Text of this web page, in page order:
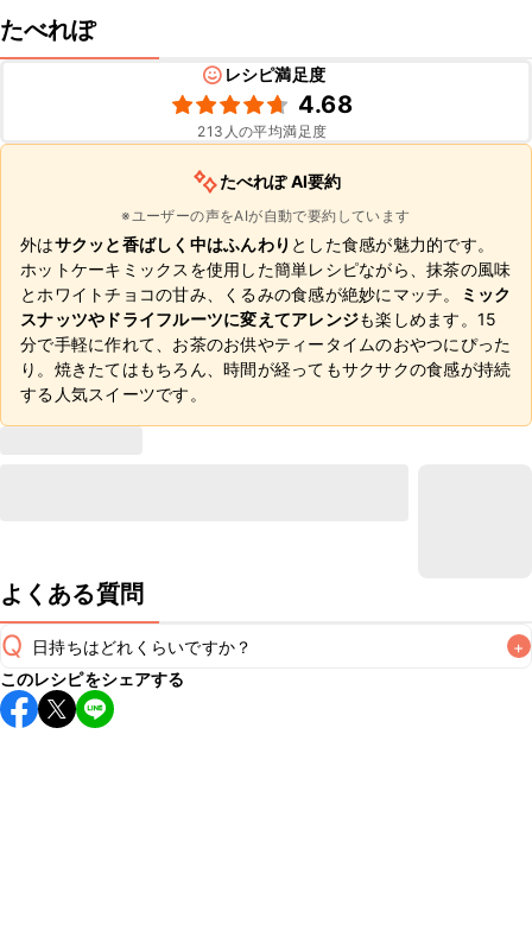
たべれぽ
レシピ満足度
4.68
213 人の平均満足度
たべれぽ AI要約
※ユーザーの声をAIが自動で要約しています
外はサクッと香ばしく中はふんわり とした食感が魅力的です。
ホットケーキミックスを使用した簡単レシピながら、抹茶の風味
とホワイトチョコの甘み、くるみの食感が絶妙にマッチ。
ミック
スナッツやドライフルーツに変えてアレンジも楽しめます。15
分で手軽に作れて、お茶のお供やティータイムのおやつにぴった
り。焼きたてはもちろん、時間が経ってもサクサクの食感が持続
する人気スイーツです。
よくある質問
Q 日持ちはどれくらいですか？ +
保存期間は常温で2~3日が目安です。なるべくお早めにお召
し上がりください。
このレシピをシェアする